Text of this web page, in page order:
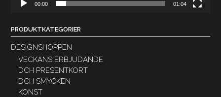
00:00 01:04
PRODUKTKATEGORIER
DESIGNSHOPPEN
VECKANS ERBJUDANDE
DCH PRESENTKORT
DCH SMYCKEN
KONST